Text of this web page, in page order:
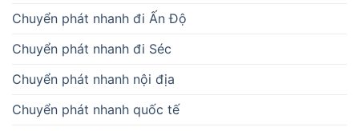
Chuyển phát nhanh đi Ấn Độ
Chuyển phát nhanh đi Séc
Chuyển phát nhanh nội địa
Chuyển phát nhanh quốc tế